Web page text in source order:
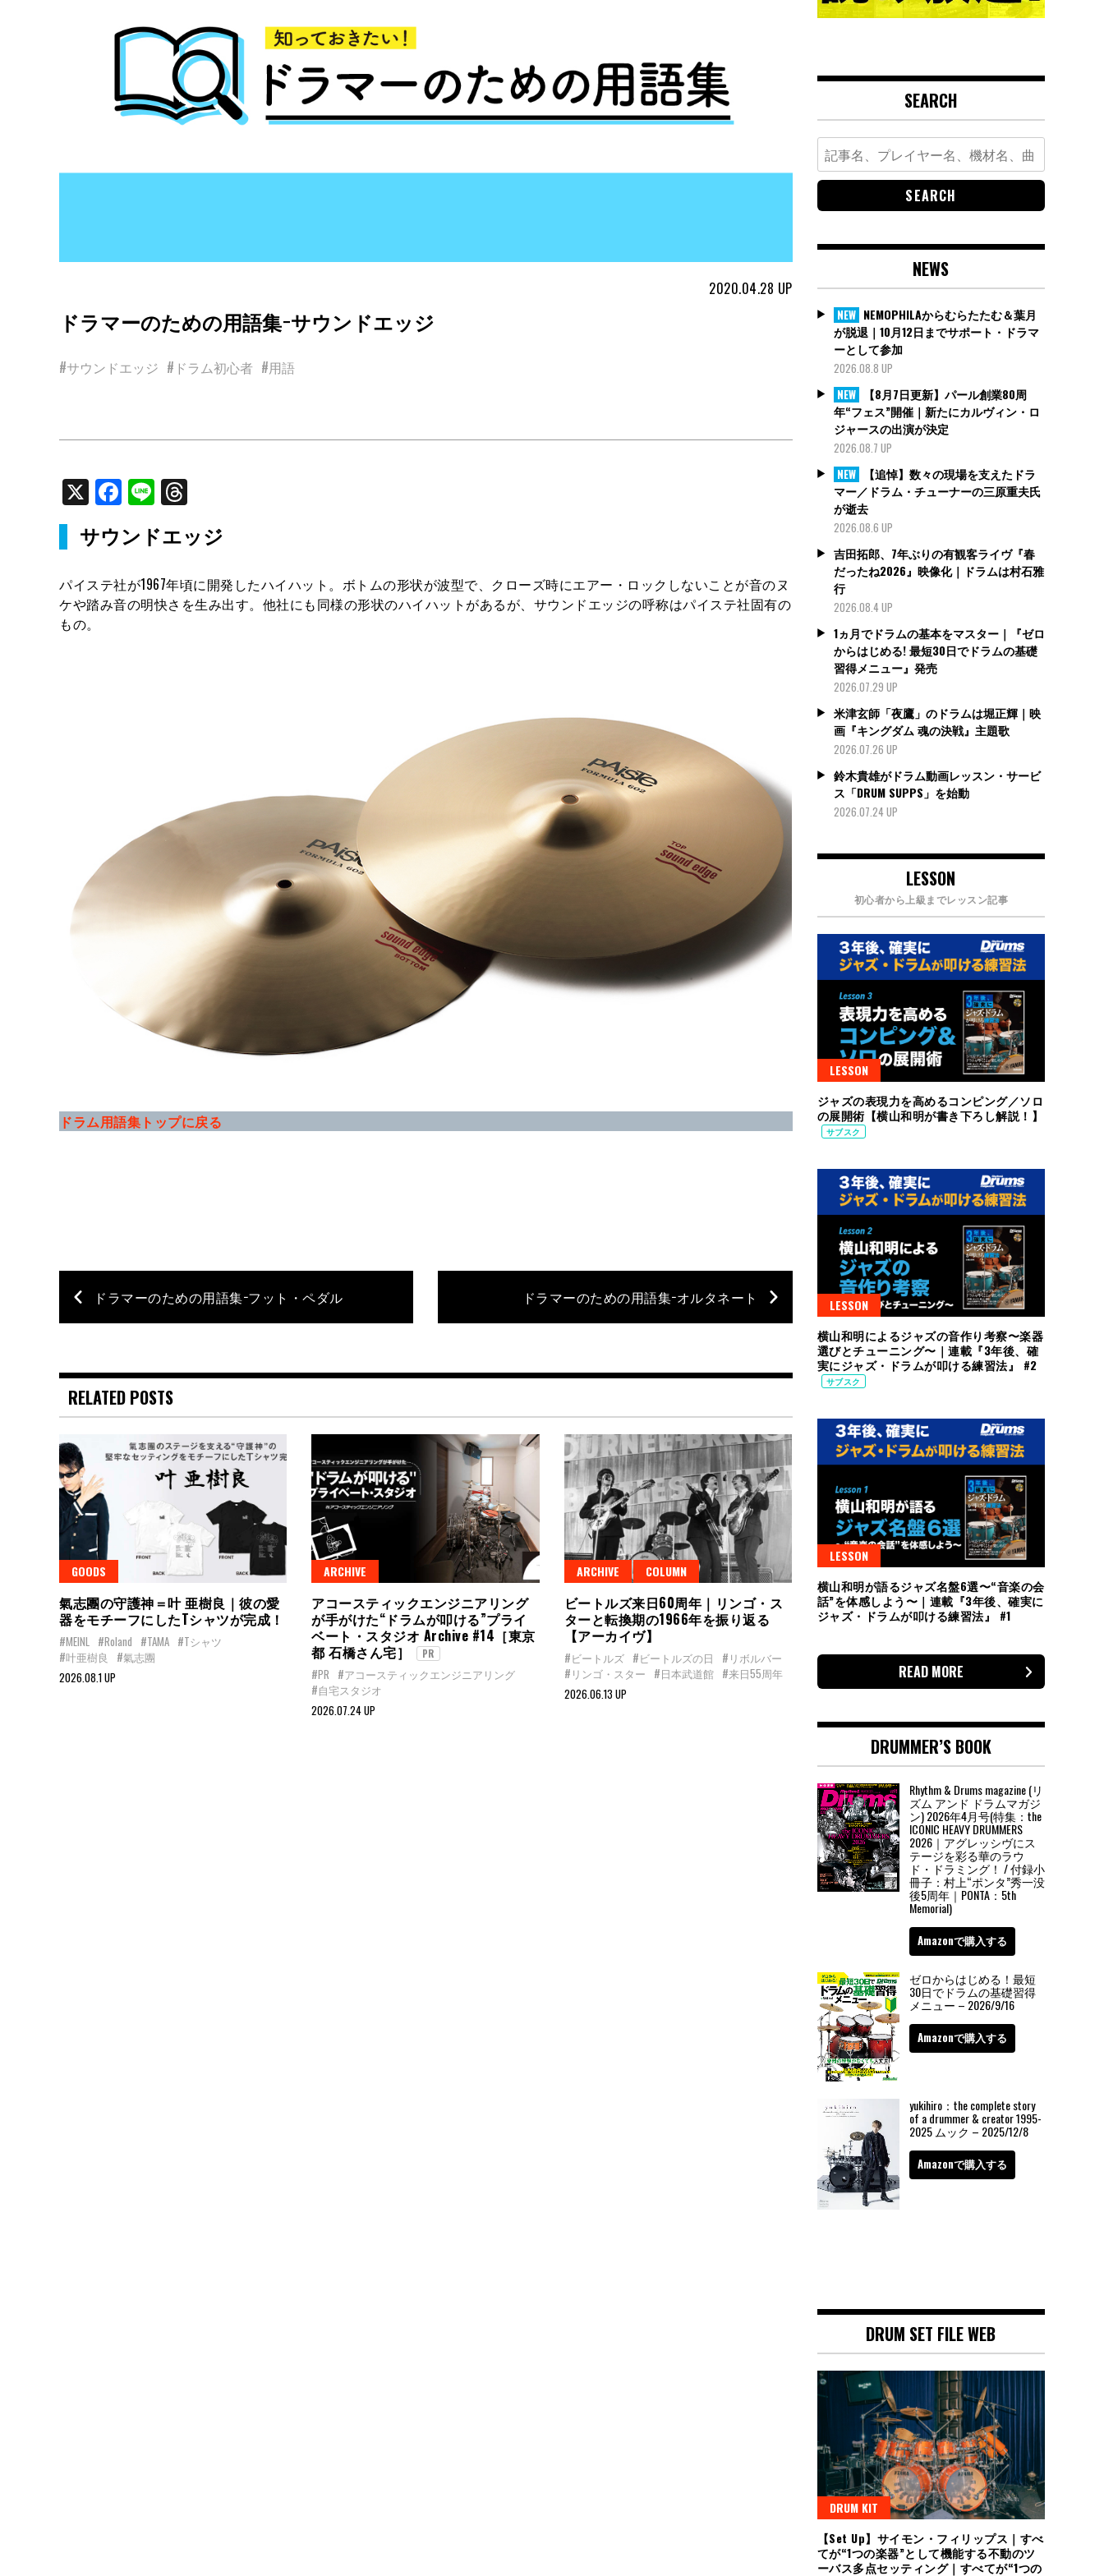
2020.04.28 UP
ドラマーのための用語集−サウンドエッジ
#サウンドエッジ #ドラム初心者 #用語
X Facebook
Line
サウンドエッジ
パイステ社が1967年頃に開発したハイハット。ボトムの形状が波型で、クローズ時にエアー・ロックしないことが音のヌ
ケや踏み音の明快さを生み出す。他社にも同様の形状のハイハットがあるが、サウンドエッジの呼称はパイステ社固有の
もの。
ドラム用語集トップに戻る
ドラマーのための用語集−フット・ペダル ドラマーのための用語集−オルタネート
RELATED POSTS
GOODS
氣志團の守護神＝叶 亜樹良｜彼の愛
器をモチーフにしたTシャツが完成！
#MEINL #Roland #TAMA #Tシャツ
#叶亜樹良
#氣志團
2026.08.1 UP
ARCHIVE
アコースティックエンジニアリング
が手がけた“ドラムが叩ける”プライ
ベート・スタジオ Archive #14［東京
都 石橋さん宅］
PR
#PR #アコースティックエンジニアリング
#自宅スタジオ
2026.07.24 UP
ARCHIVE COLUMN
ビートルズ来日60周年｜リンゴ・ス
ターと転換期の1966年を振り返る
【アーカイヴ】
#ビートルズ #ビートルズの日
#リボルバー
#リンゴ・スター #日本武道館 #来日55周年
2026.06.13 UP
SEARCH
Search
for:
NEWS
NEW NEMOPHILAからむらたたむ＆葉月
が脱退｜10月12日までサポート・ドラマ
ーとして参加
2026.08.8 UP
NEW
【8月7日更新】パール創業80周
年“フェス”開催｜新たにカルヴィン・ロ
ジャースの出演が決定
2026.08.7 UP
NEW
【追悼】数々の現場を支えたドラ
マー／ドラム・チューナーの三原重夫氏
が逝去
2026.08.6 UP
吉田拓郎、7年ぶりの有観客ライヴ『春
だったね2026』映像化｜ドラムは村石雅
行
2026.08.4 UP
1ヵ月でドラムの基本をマスター｜『ゼロ
からはじめる! 最短30日でドラムの基礎
習得メニュー』発売
2026.07.29 UP
米津玄師「夜鷹」のドラムは堀正輝｜映
画『キングダム 魂の決戦』主題歌
2026.07.26 UP
鈴木貴雄がドラム動画レッスン・サービ
ス「DRUM SUPPS」を始動
2026.07.24 UP
LESSON
初心者から上級までレッスン記事
LESSON
ジャズの表現力を高めるコンピング／ソロ
の展開術【横山和明が書き下ろし解説！】
サブスク
LESSON
横山和明によるジャズの音作り考察〜楽器
選びとチューニング〜｜連載『3年後、確
実にジャズ・ドラムが叩ける練習法』 #2
サブスク
LESSON
横山和明が語るジャズ名盤6選〜“音楽の会
話”を体感しよう〜｜連載『3年後、確実に
ジャズ・ドラムが叩ける練習法』 #1
READ MORE
DRUMMER’S BOOK
Rhythm & Drums magazine (リ
ズム アンド ドラムマガジ
ン) 2026年4月号(特集：the
ICONIC HEAVY DRUMMERS
2026｜アグレッシヴにス
テージを彩る華のラウ
ド・ドラミング！ / 付録小
冊子：村上“ポンタ”秀一没
後5周年｜PONTA：5th
Memorial)
Amazonで購入する
ゼロからはじめる！最短
30日でドラムの基礎習得
メニュー – 2026/9/16
Amazonで購入する
yukihiro：the complete story
of a drummer & creator 1995-
2025 ムック – 2025/12/8
Amazonで購入する
DRUM SET FILE WEB
DRUM KIT
【Set Up】サイモン・フィリップス｜すべ
てが“1つの楽器”として機能する不動のツ
ーバス多点セッティング｜すべてが“1つの